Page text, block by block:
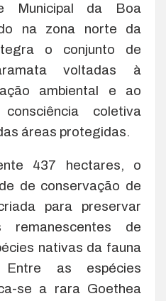
Municipal da Boa
na zona norte da
o conjunto de
voltadas à
ambiental e ao
coletiva
áreas protegidas.
437 hectares, o
de conservação de
para preservar
remanescentes de
nativas da fauna
as espécies
se a rara Goethea